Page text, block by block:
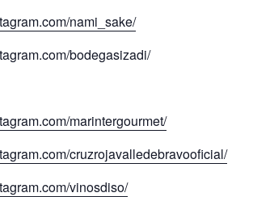
nami_sake/
bodegasizadi/
marintergourmet/
cruzrojavalledebravooficial/
vinosdiso/